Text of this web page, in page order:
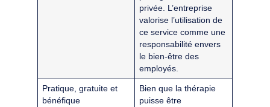
privée. L’entreprise
valorise l’utilisation de
ce service comme une
responsabilité envers
le bien-être des
employés.
Pratique, gratuite et
bénéfique
Bien que la thérapie
puisse être